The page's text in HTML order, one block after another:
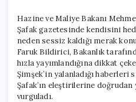
Hazine ve Maliye Bakanı
Şafak gazetesinde kendisini
neden sessiz kaldığı merak
Faruk Bildirici, Bakanlık
hızla yayımlandığına dikkat
Şimşek’in yalanladığı haberleri
Şafak’ın eleştirilerine doğrudan
vurguladı.